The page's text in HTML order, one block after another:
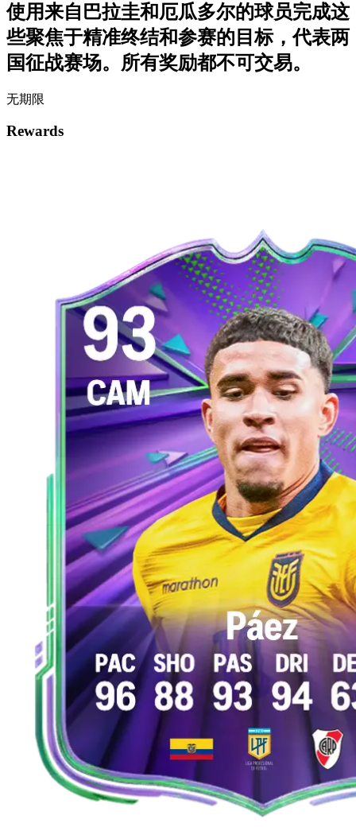
使用来自巴拉圭和厄瓜多尔的球员完成这
些聚焦于精准终结和参赛的目标，代表两
国征战赛场。所有奖励都不可交易。
无期限
Rewards